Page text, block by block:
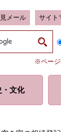
メール サイト
※ページ
文化